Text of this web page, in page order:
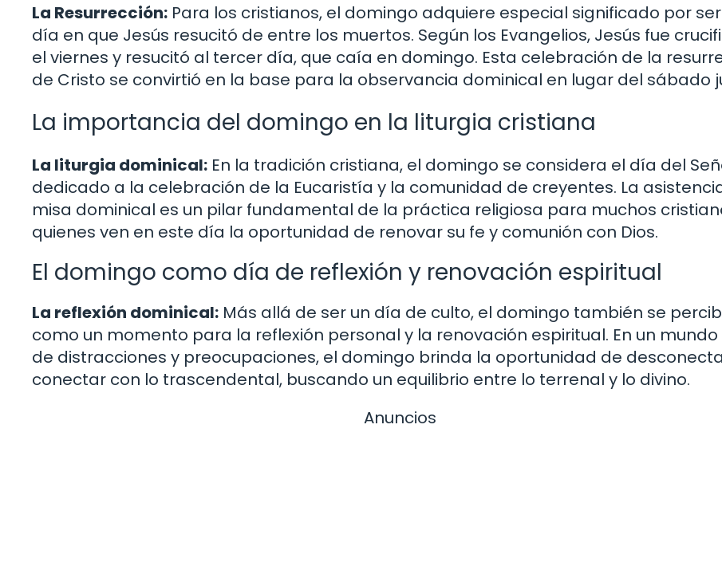
La Resurrección: Para los cristianos, el domingo adquiere especial significado por
día en que Jesús resucitó de entre los muertos. Según los Evangelios, Jesús fue
el viernes y resucitó al tercer día, que caía en domingo. Esta celebración de la
de Cristo se convirtió en la base para la observancia dominical en lugar del sábado
La importancia del domingo en la liturgia cristiana
La liturgia dominical: En la tradición cristiana, el domingo se considera el día del
dedicado a la celebración de la Eucaristía y la comunidad de creyentes. La
misa dominical es un pilar fundamental de la práctica religiosa para muchos
quienes ven en este día la oportunidad de renovar su fe y comunión con Dios.
El domingo como día de reflexión y renovación espiritual
La reflexión dominical: Más allá de ser un día de culto, el domingo también se
como un momento para la reflexión personal y la renovación espiritual. En un mundo
de distracciones y preocupaciones, el domingo brinda la oportunidad de
conectar con lo trascendental, buscando un equilibrio entre lo terrenal y lo divino.
Anuncios